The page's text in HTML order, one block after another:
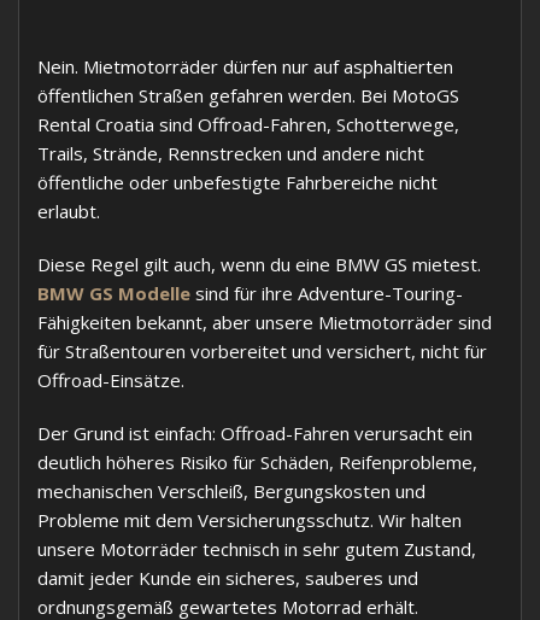
Nein. Mietmotorräder dürfen nur auf asphaltierten
öffentlichen Straßen gefahren werden. Bei MotoGS
Rental Croatia sind Offroad-Fahren, Schotterwege,
Trails, Strände, Rennstrecken und andere nicht
öffentliche oder unbefestigte Fahrbereiche nicht
erlaubt.
Diese Regel gilt auch, wenn du eine BMW GS mietest.
BMW GS Modelle sind für ihre Adventure-Touring-
Fähigkeiten bekannt, aber unsere Mietmotorräder sind
für Straßentouren vorbereitet und versichert, nicht für
Offroad-Einsätze.
Der Grund ist einfach: Offroad-Fahren verursacht ein
deutlich höheres Risiko für Schäden, Reifenprobleme,
mechanischen Verschleiß, Bergungskosten und
Probleme mit dem Versicherungsschutz. Wir halten
unsere Motorräder technisch in sehr gutem Zustand,
damit jeder Kunde ein sicheres, sauberes und
ordnungsgemäß gewartetes Motorrad erhält.